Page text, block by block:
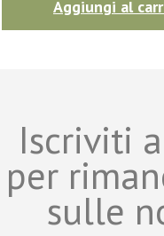
Aggiungi al
Iscriviti
per
sulle